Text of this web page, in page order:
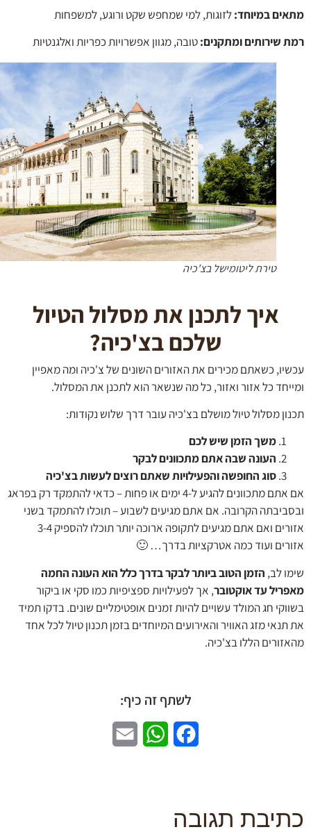
במיוחד:לזוגות, למי שמחפש שקט ורוגע, למשפחות
שירותים ומתקנים:טובה, מגוון אפשרויות כפריות ואלגנטיות
טירת ליטומישל בצ'כיה
איך לתכנן את מסלול הטיול
שלכם בצ'כיה?
כשאתם מכירים את האזורים השונים של צ'כיה ומה מאפיין
כל אזור ואזור, כל מה שנשאר הוא לתכנן את המסלול.
מסלול טיול מושלם בצ'כיה עובר דרך שלוש נקודות:
משך הזמן שיש לכם
העונה שבה אתם מתכוונים לבקר
סוג החופשה והפעילויות שאתם רוצים לעשות בצ'כיה
אם אתם מתכוונים להגיע ל-4 ימים או פחות – כדאי להתמקד רק בפראג
הקרובה. אם אתם מגיעים לשבוע – תוכלו להתמקד בשני
אזורים ואם אתם מגיעים לתקופה ארוכה יותר תוכלו להספיק 3-4
ועוד כמה אטרקציות בדרך… 🙂
לב,הזמן הטוב ביותר לבקר בדרך כלל הוא העונה החמה
עד אוקטובר, אך לפעילויות ספציפיות כמו סקי או ביקור
חג המולד עשויים להיות זמנים אופטימליים שונים. בדקו תמיד
מזג האוויר והאירועים המיוחדים בזמן תכנון טיול לכל אחד
הללו בצ'כיה.
לשתף זה כיף:
Facebook
WhatsApp
Email
תגובה